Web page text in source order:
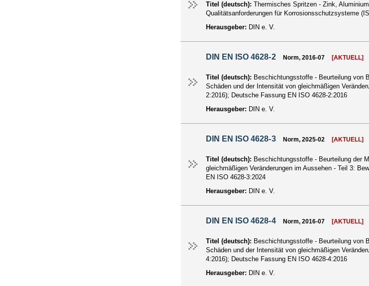
Titel (deutsch): Thermisches Spritzen - Zink,
Qualitätsanforderungen für Korrosionsschutzsysteme
Herausgeber: DIN e. V.
DIN EN ISO 4628-2 Norm, 2016-07 [AKTUELL]
Titel (deutsch): Beschichtungsstoffe - Beurteilung von
Schäden und der Intensität von gleichmäßigen
2:2016); Deutsche Fassung EN ISO 4628-2:2016
Herausgeber: DIN e. V.
DIN EN ISO 4628-3 Norm, 2025-02 [AKTUELL]
Titel (deutsch): Beschichtungsstoffe - Beurteilung der
gleichmäßigen Veränderungen im Aussehen - Teil 3:
EN ISO 4628-3:2024
Herausgeber: DIN e. V.
DIN EN ISO 4628-4 Norm, 2016-07 [AKTUELL]
Titel (deutsch): Beschichtungsstoffe - Beurteilung von
Schäden und der Intensität von gleichmäßigen
4:2016); Deutsche Fassung EN ISO 4628-4:2016
Herausgeber: DIN e. V.